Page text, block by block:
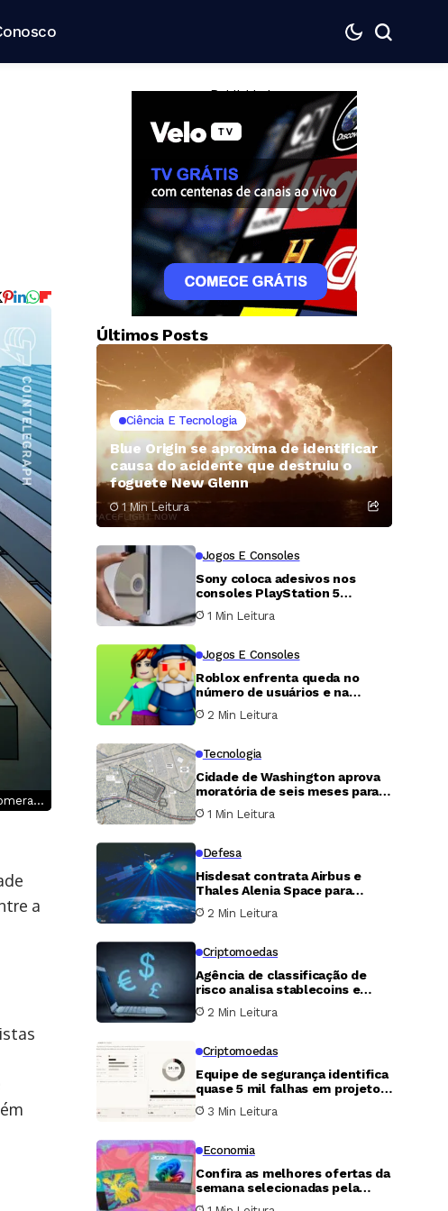
a
— Publicidade —
Últimos Posts
Ciência E Tecnologia
Blue Origin se aproxima de identificar
causa do acidente que destruiu o
foguete New Glenn
1 Min Leitura
Jogos E Consoles
Sony coloca adesivos nos
consoles PlayStation 5
avisando sobre o fim dos jogos
em mídia física
1 Min Leitura
Jogos E Consoles
Roblox enfrenta queda no
número de usuários e na
receita após fim do boom de
jogos virais
2 Min Leitura
Tecnologia
Cidade de Washington aprova
moratória de seis meses para
tentar impedir projeto de
centro de dados de 20
1 Min Leitura
Defesa
Hisdesat contrata Airbus e
Thales Alenia Space para
construir o satélite SpainSat
NG III após a perda do NG II
2 Min Leitura
Criptomoedas
Agência de classificação de
risco analisa stablecoins e
coloca grandes projetos em
alerta
2 Min Leitura
Criptomoedas
Equipe de segurança identifica
quase 5 mil falhas em projetos
do ecossistema Bitcoin usando
inteligência artificial
3 Min Leitura
Economia
Confira as melhores ofertas da
semana selecionadas pela
equipe de especialistas em